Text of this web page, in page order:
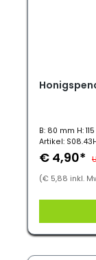
B: 80 mm H:
Artikel:
€ 4,90*
(€ 5,88 inkl.